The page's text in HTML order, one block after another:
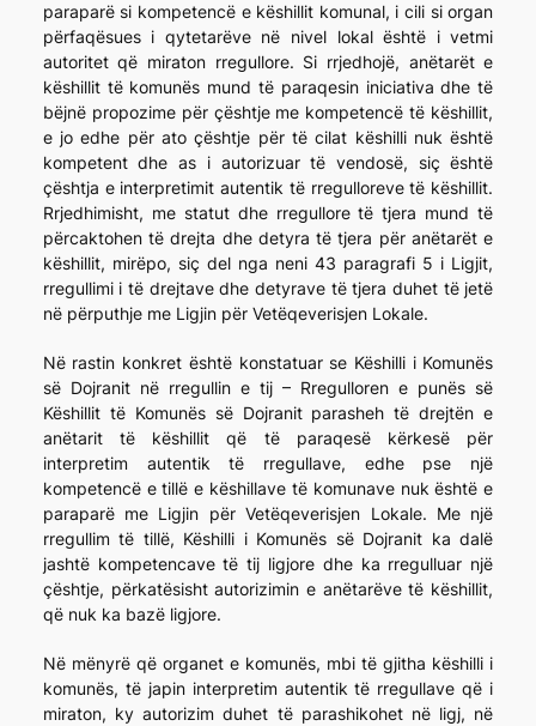
paraparë si kompetencë e këshillit komunal, i cili si organ
përfaqësues i qytetarëve në nivel lokal është i vetmi
autoritet që miraton rregullore. Si rrjedhojë, anëtarët e
këshillit të komunës mund të paraqesin iniciativa dhe të
bëjnë propozime për çështje me kompetencë të këshillit,
e jo edhe për ato çështje për të cilat këshilli nuk është
kompetent dhe as i autorizuar të vendosë, siç është
çështja e interpretimit autentik të rregulloreve të këshillit.
Rrjedhimisht, me statut dhe rregullore të tjera mund të
përcaktohen të drejta dhe detyra të tjera për anëtarët e
këshillit, mirëpo, siç del nga neni 43 paragrafi 5 i Ligjit,
rregullimi i të drejtave dhe detyrave të tjera duhet të jetë
në përputhje me Ligjin për Vetëqeverisjen Lokale.
Në rastin konkret është konstatuar se Këshilli i Komunës
së Dojranit në rregullin e tij – Rregulloren e punës së
Këshillit të Komunës së Dojranit parasheh të drejtën e
anëtarit të këshillit që të paraqesë kërkesë për
interpretim autentik të rregullave, edhe pse një
kompetencë e tillë e këshillave të komunave nuk është e
paraparë me Ligjin për Vetëqeverisjen Lokale. Me një
rregullim të tillë, Këshilli i Komunës së Dojranit ka dalë
jashtë kompetencave të tij ligjore dhe ka rregulluar një
çështje, përkatësisht autorizimin e anëtarëve të këshillit,
që nuk ka bazë ligjore.
Në mënyrë që organet e komunës, mbi të gjitha këshilli i
komunës, të japin interpretim autentik të rregullave që i
miraton, ky autorizim duhet të parashikohet në ligj, në